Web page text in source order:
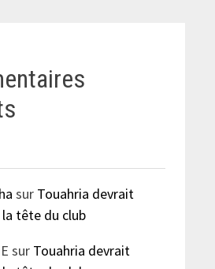
sur Touahria devrait
tête du club
sur Touahria devrait